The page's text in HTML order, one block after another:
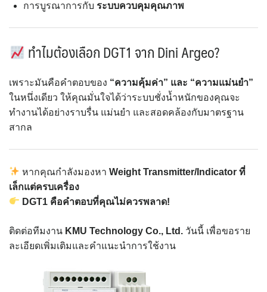
การบูรณาการกับ ระบบควบคุมคุณภาพ
ทำไมต้องเลือก DGT1 จาก Dini Argeo?
เพราะมันคือคำตอบของ “ความคุ้มค่า” และ “ความแม่นยำ”
ในหนึ่งเดียว ให้คุณมั่นใจได้ว่าระบบชั่งน้ำหนักของคุณจะ
ทำงานได้อย่างราบรื่น แม่นยำ และสอดคล้องกับมาตรฐาน
สากล
หากคุณกำลังมองหาWeight Transmitter/Indicator ที่
เล็กแต่ครบเครื่อง
DGT1 คือคำตอบที่คุณไม่ควรพลาด!
ติดต่อทีมงาน KMU Technology Co., Ltd. วันนี้ เพื่อขอราย
ละเอียดเพิ่มเติมและคำแนะนำการใช้งาน